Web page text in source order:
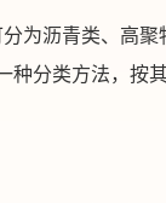
为沥青类、高
种分类方法，按